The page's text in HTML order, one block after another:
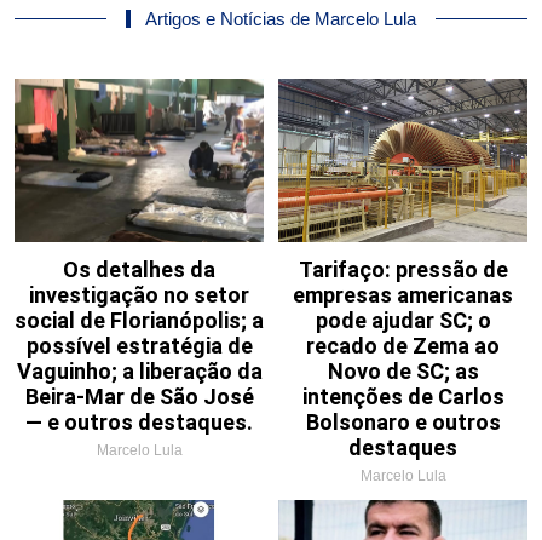
Artigos e Notícias de Marcelo Lula
Os detalhes da
investigação no setor
social de Florianópolis; a
possível estratégia de
Vaguinho; a liberação da
Beira-Mar de São José
— e outros destaques.
Marcelo Lula
Tarifaço: pressão de
empresas americanas
pode ajudar SC; o
recado de Zema ao
Novo de SC; as
intenções de Carlos
Bolsonaro e outros
destaques
Marcelo Lula